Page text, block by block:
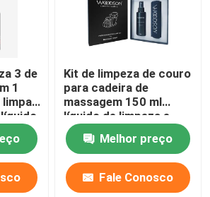
3 de
1
Kit de limpeza de couro
para cadeira de
massagem 150 ml
líquido de limpeza e
condicionador de
couro Melhor preço
Fale Conosco